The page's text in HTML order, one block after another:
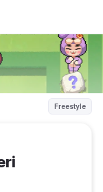
Freestyle